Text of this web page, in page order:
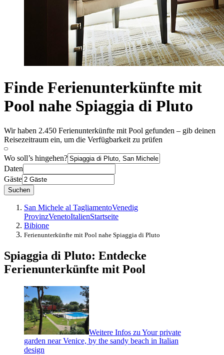
Finde Ferienunterkünfte mit
Pool nahe Spiaggia di Pluto
Wir haben 2.450 Ferienunterkünfte mit Pool gefunden – gib deinen
Reisezeitraum ein, um die Verfügbarkeit zu prüfen
Wo soll’s hingehen?
Daten
Gäste
Suchen
San Michele al TagliamentoVenedig
ProvinzVenetoItalienStartseite
Bibione
Ferienunterkünfte mit Pool nahe Spiaggia di Pluto
Spiaggia di Pluto: Entdecke
Ferienunterkünfte mit Pool
Weitere Infos zu Your private
garden near Venice, by the sandy beach in Italian
design